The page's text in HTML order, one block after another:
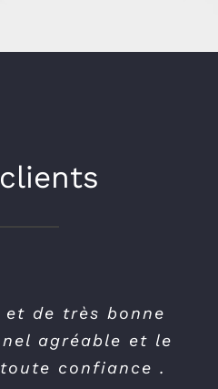
et de très bonne
agréable et le
confiance .